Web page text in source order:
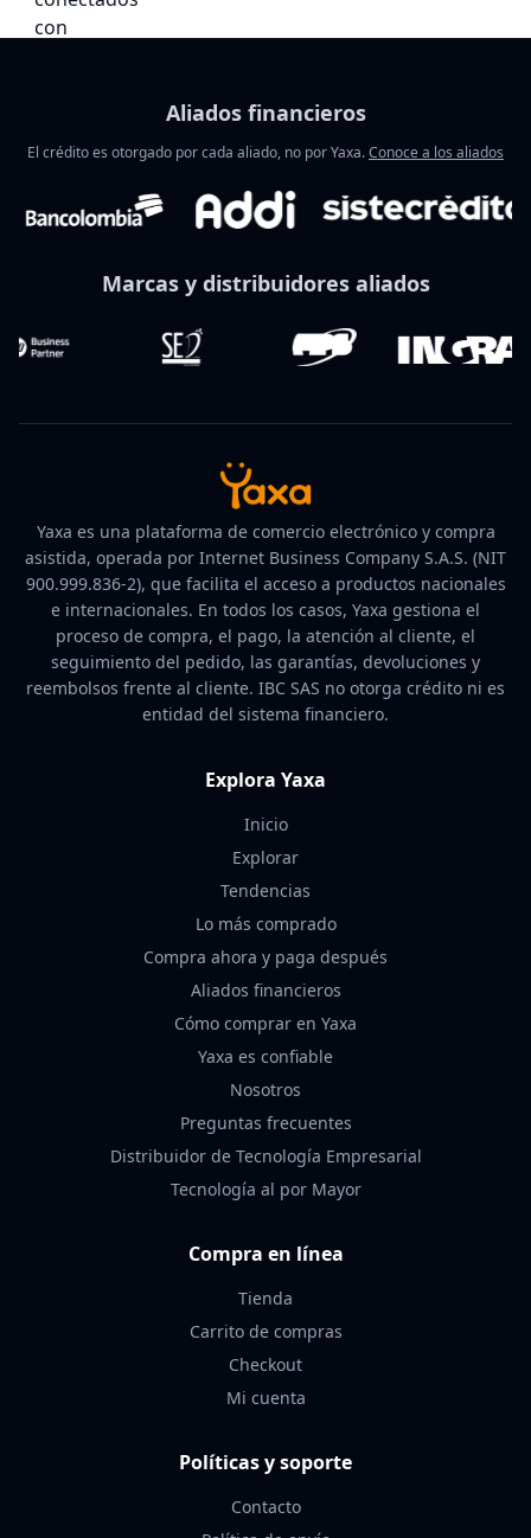
Aliados financieros
El crédito es otorgado por cada aliado, no por Yaxa.Conoce a los aliados
Marcas y distribuidores aliados
Yaxa es una plataforma de comercio electrónico y compra
asistida, operada por Internet Business Company S.A.S. (NIT
900.999.836-2), que facilita el acceso a productos nacionales
e internacionales. En todos los casos, Yaxa gestiona el
proceso de compra, el pago, la atención al cliente, el
seguimiento del pedido, las garantías, devoluciones y
reembolsos frente al cliente. IBC SAS no otorga crédito ni es
entidad del sistema financiero.
Explora Yaxa
Inicio
Explorar
Tendencias
Lo más comprado
Compra ahora y paga después
Aliados financieros
Cómo comprar en Yaxa
Yaxa es confiable
Nosotros
Preguntas frecuentes
Distribuidor de Tecnología Empresarial
Tecnología al por Mayor
Compra en línea
Tienda
Carrito de compras
Checkout
Mi cuenta
Políticas y soporte
Contacto